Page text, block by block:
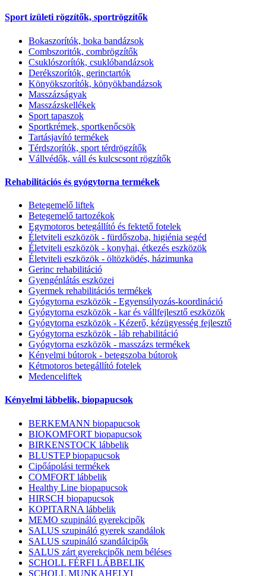
Sport izületi rögzítők, sportrögzítők
Bokaszorítók, boka bandázsok
Combszoritók, combrögzítők
Csuklószorítók, csuklóbandázsok
Derékszorítók, gerinctartók
Könyökszorítók, könyökbandázsok
Masszázságyak
Masszázskellékek
Sport tapaszok
Sportkrémek, sportkenőcsök
Tartásjavító termékek
Térdszorítók, sport térdrögzítők
Vállvédők, váll és kulcscsont rögzítők
Rehabilitációs és gyógytorna termékek
Betegemelő liftek
Betegemelő tartozékok
Egymotoros betegállító és fektető fotelek
Életviteli eszközök - fürdőszoba, higiénia segéd
Életviteli eszközök - konyhai, étkezés eszközök
Életviteli eszközök - öltözködés, házimunka
Gerinc rehabilitáció
Gyengénlátás eszközei
Gyermek rehabilitációs termékek
Gyógytorna eszközök - Egyensúlyozás-koordináció
Gyógytorna eszközök - kar és vállfejlesztő eszközök
Gyógytorna eszközök - Kézerő, kézügyesség fejlesztő
Gyógytorna eszközök - láb rehabilitáció
Gyógytorna eszközök - masszázs termékek
Kényelmi bútorok - betegszoba bútorok
Kétmotoros betegállító fotelek
Medenceliftek
Kényelmi lábbelik, biopapucsok
BERKEMANN biopapucsok
BIOKOMFORT biopapucsok
BIRKENSTOCK lábbelik
BLUSTEP biopapucsok
Cipőápolási termékek
COMFORT lábbelik
Healthy Line biopapucsok
HIRSCH biopapucsok
KOPITARNA lábbelik
MEMO szupináló gyerekcipők
SALUS szupináló gyerek szandálok
SALUS szupináló szandálcipők
SALUS zárt gyerekcipők nem béléses
SCHOLL FÉRFI LÁBBELIK
SCHOLL MUNKAHELYI